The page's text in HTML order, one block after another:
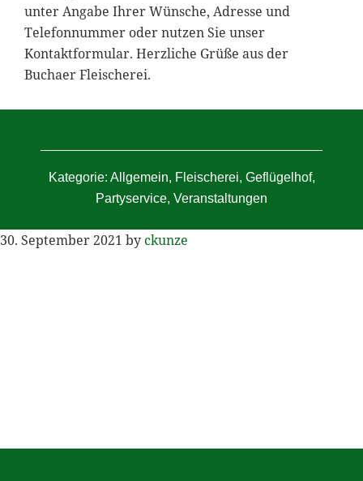
unter Angabe Ihrer Wünsche, Adresse und
Telefonnummer oder nutzen Sie unser
Kontaktformular. Herzliche Grüße aus der
Buchaer Fleischerei.
Kategorie: Allgemein, Fleischerei, Geflügelhof,
Partyservice, Veranstaltungen
30. September 2021 byckunze